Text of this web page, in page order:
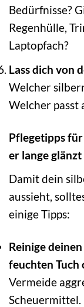
Bedürfnisse?
Regenhülle,
Laptopfach?
Lass dich von
Welcher
Welcher passt
Pflegetipps
er lange glänzt
Damit dein
aussieht,
einige Tipps:
Reinige
feuchten Tuch
Vermeide
Scheuermittel.